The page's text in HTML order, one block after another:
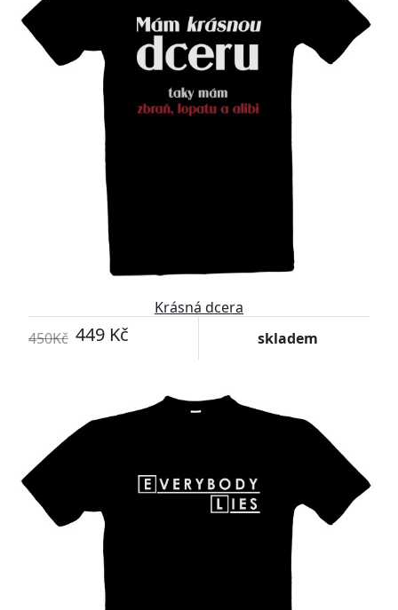
Krásná dcera
450Kč 449 Kč skladem